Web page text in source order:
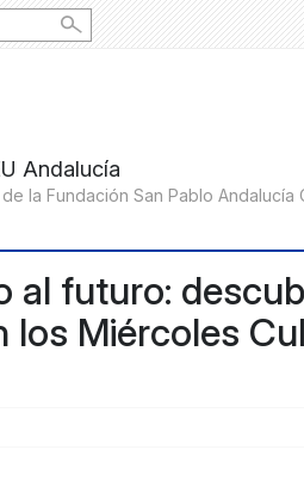
al futuro:
los Miércoles